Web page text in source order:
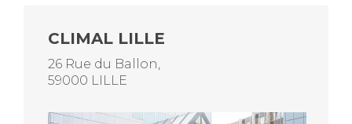
CLIMAL LILLE
26 Rue du Ballon,
59000 LILLE